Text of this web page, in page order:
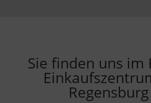
Sie finden uns im
Regensburg